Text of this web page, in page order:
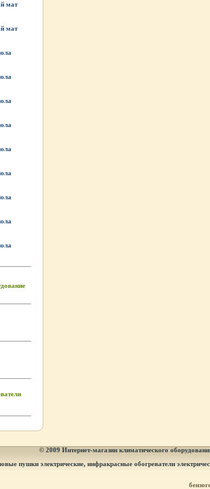
мат
мат
© 2009 Интернет-магазин климатического
пушки электрические, инфракрасные обогреватели